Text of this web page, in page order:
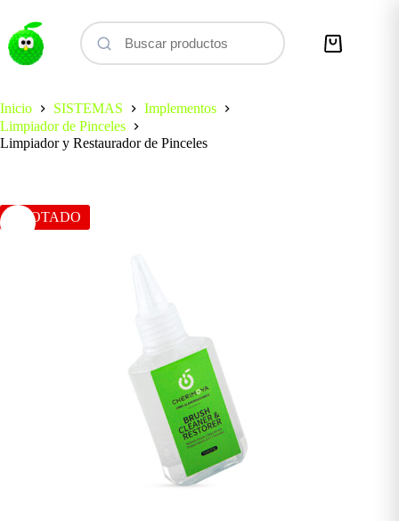
contenido
Carro
Inicio
SISTEMAS
Implementos
Limpiador de Pinceles
Limpiador y Restaurador de Pinceles
AGOTADO